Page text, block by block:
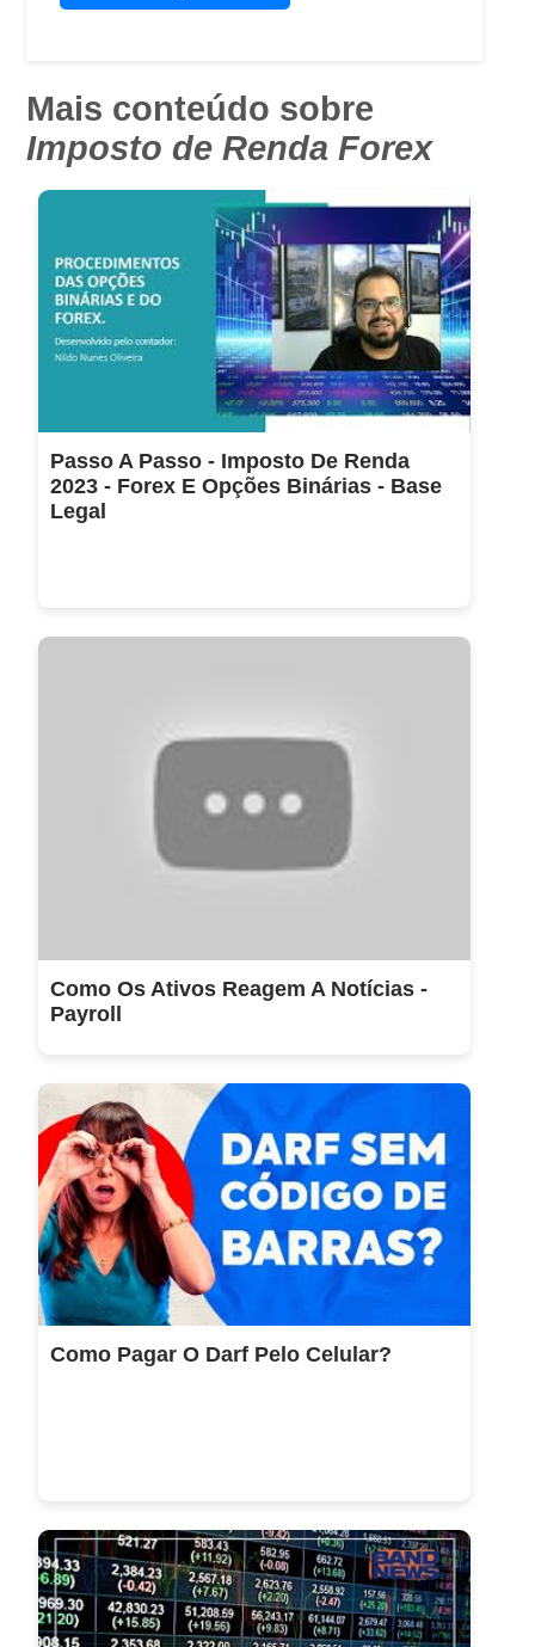
Mais conteúdo sobre
Imposto de Renda Forex
Passo A Passo - Imposto De Renda
2023 - Forex E Opções Binárias - Base
Legal
Como Os Ativos Reagem A Notícias -
Payroll
Como Pagar O Darf Pelo Celular?